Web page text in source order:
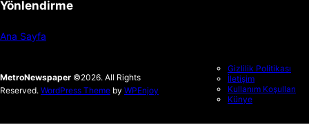
Yönlendirme
Ana Sayfa
MetroNewspaper ©2026. All Rights
Reserved. WordPress Theme by WPEnjoy
Gizlilik Politikası
İletişim
Kullanım Koşulları
Künye